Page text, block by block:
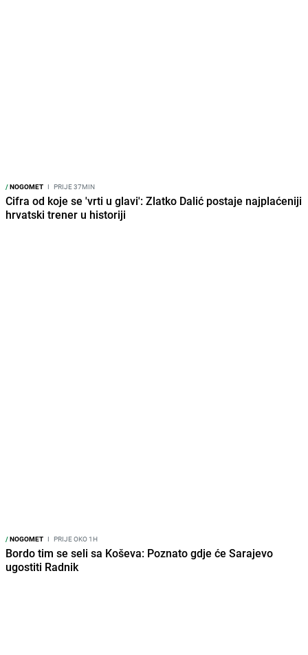
/NOGOMET I PRIJE 37MIN
Cifra od koje se 'vrti u glavi': Zlatko Dalić postaje najplaćeniji
hrvatski trener u historiji
/NOGOMET I PRIJE OKO 1H
Bordo tim se seli sa Koševa: Poznato gdje će Sarajevo
ugostiti Radnik